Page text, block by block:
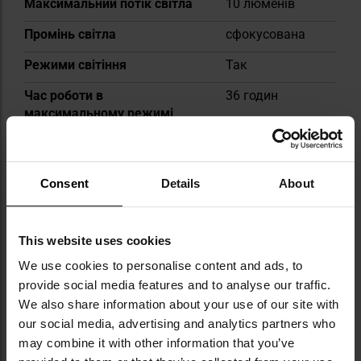
Consent Details About
This website uses cookies
We use cookies to personalise content and ads, to
provide social media features and to analyse our traffic.
We also share information about your use of our site with
our social media, advertising and analytics partners who
may combine it with other information that you’ve
Максимальний потік світла
10 люменів
Промінь світла
сфокусована
Режими світіння
Так
Час роботи в
максимальному режимі
36 годин
режимі
36 годин
Тип живлення
Батарейка
Колір світла
Червоні
Акумулятор в комплекті
Так